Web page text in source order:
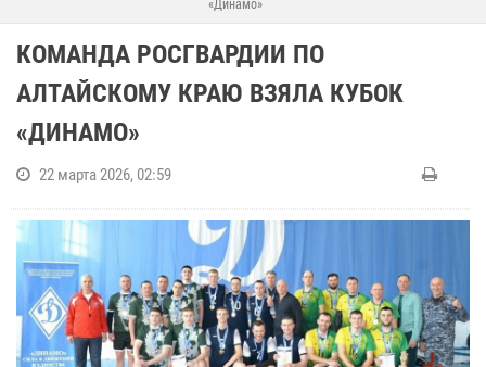
«Динамо»
КОМАНДА РОСГВАРДИИ ПО
АЛТАЙСКОМУ КРАЮ ВЗЯЛА КУБОК
«ДИНАМО»
22 марта 2026, 02:59